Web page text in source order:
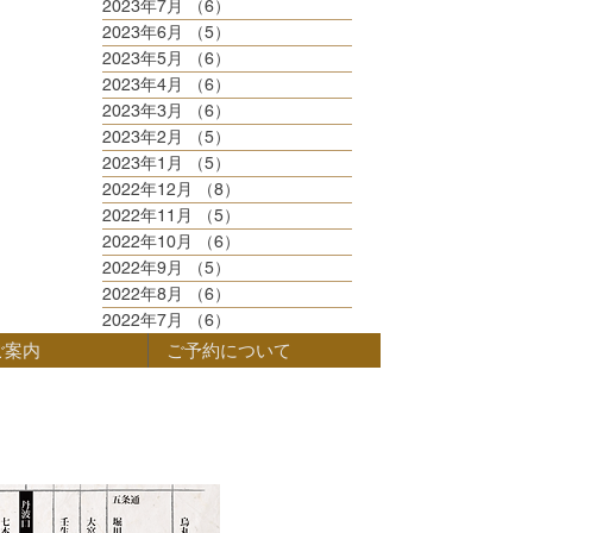
2023年7月
（6）
2023年6月
（5）
2023年5月
（6）
2023年4月
（6）
2023年3月
（6）
2023年2月
（5）
2023年1月
（5）
2022年12月
（8）
2022年11月
（5）
2022年10月
（6）
2022年9月
（5）
2022年8月
（6）
2022年7月
（6）
案内 ご予約について